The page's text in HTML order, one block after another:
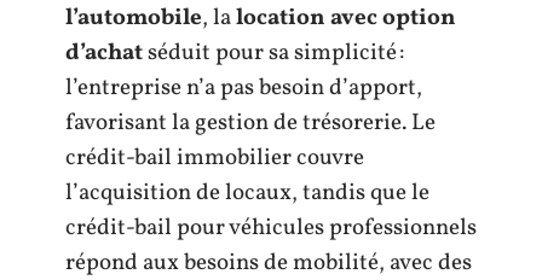
l’automobile, lalocation avec option
d’achatséduit pour sa simplicité :
l’entreprise n’a pas besoin d’apport,
favorisant la gestion de trésorerie. Le
crédit-bail immobilier couvre
l’acquisition de locaux, tandis que le
crédit-bail pour véhicules professionnels
répond aux besoins de mobilité, avec des